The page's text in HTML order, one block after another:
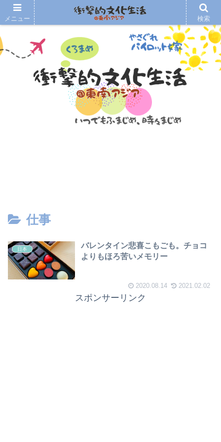
仕事
日本
バレンタイン悲喜こもごも。チョコ
よりもほろ苦いメモリー
2020.08.14 2021.02.02
スポンサーリンク
メニュー 検索